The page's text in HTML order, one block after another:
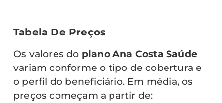
Tabela De Preços
Os valores do plano Ana Costa Saúde
variam conforme o tipo de cobertura e
o perfil do beneficiário. Em média, os
preços começam a partir de: